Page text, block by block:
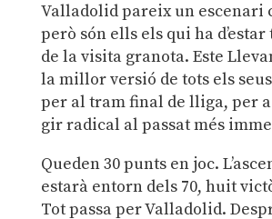
Valladolid pareix un escenari
però són ells els qui ha d’estar
de la visita granota. Este
la millor versió de tots els
per al tram final de lliga, per
gir radical al passat més
Queden 30 punts en joc.
estarà entorn dels 70, huit
Tot passa per Valladolid.